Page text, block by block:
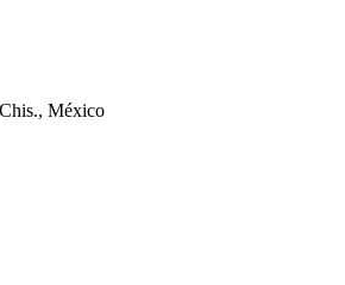
México